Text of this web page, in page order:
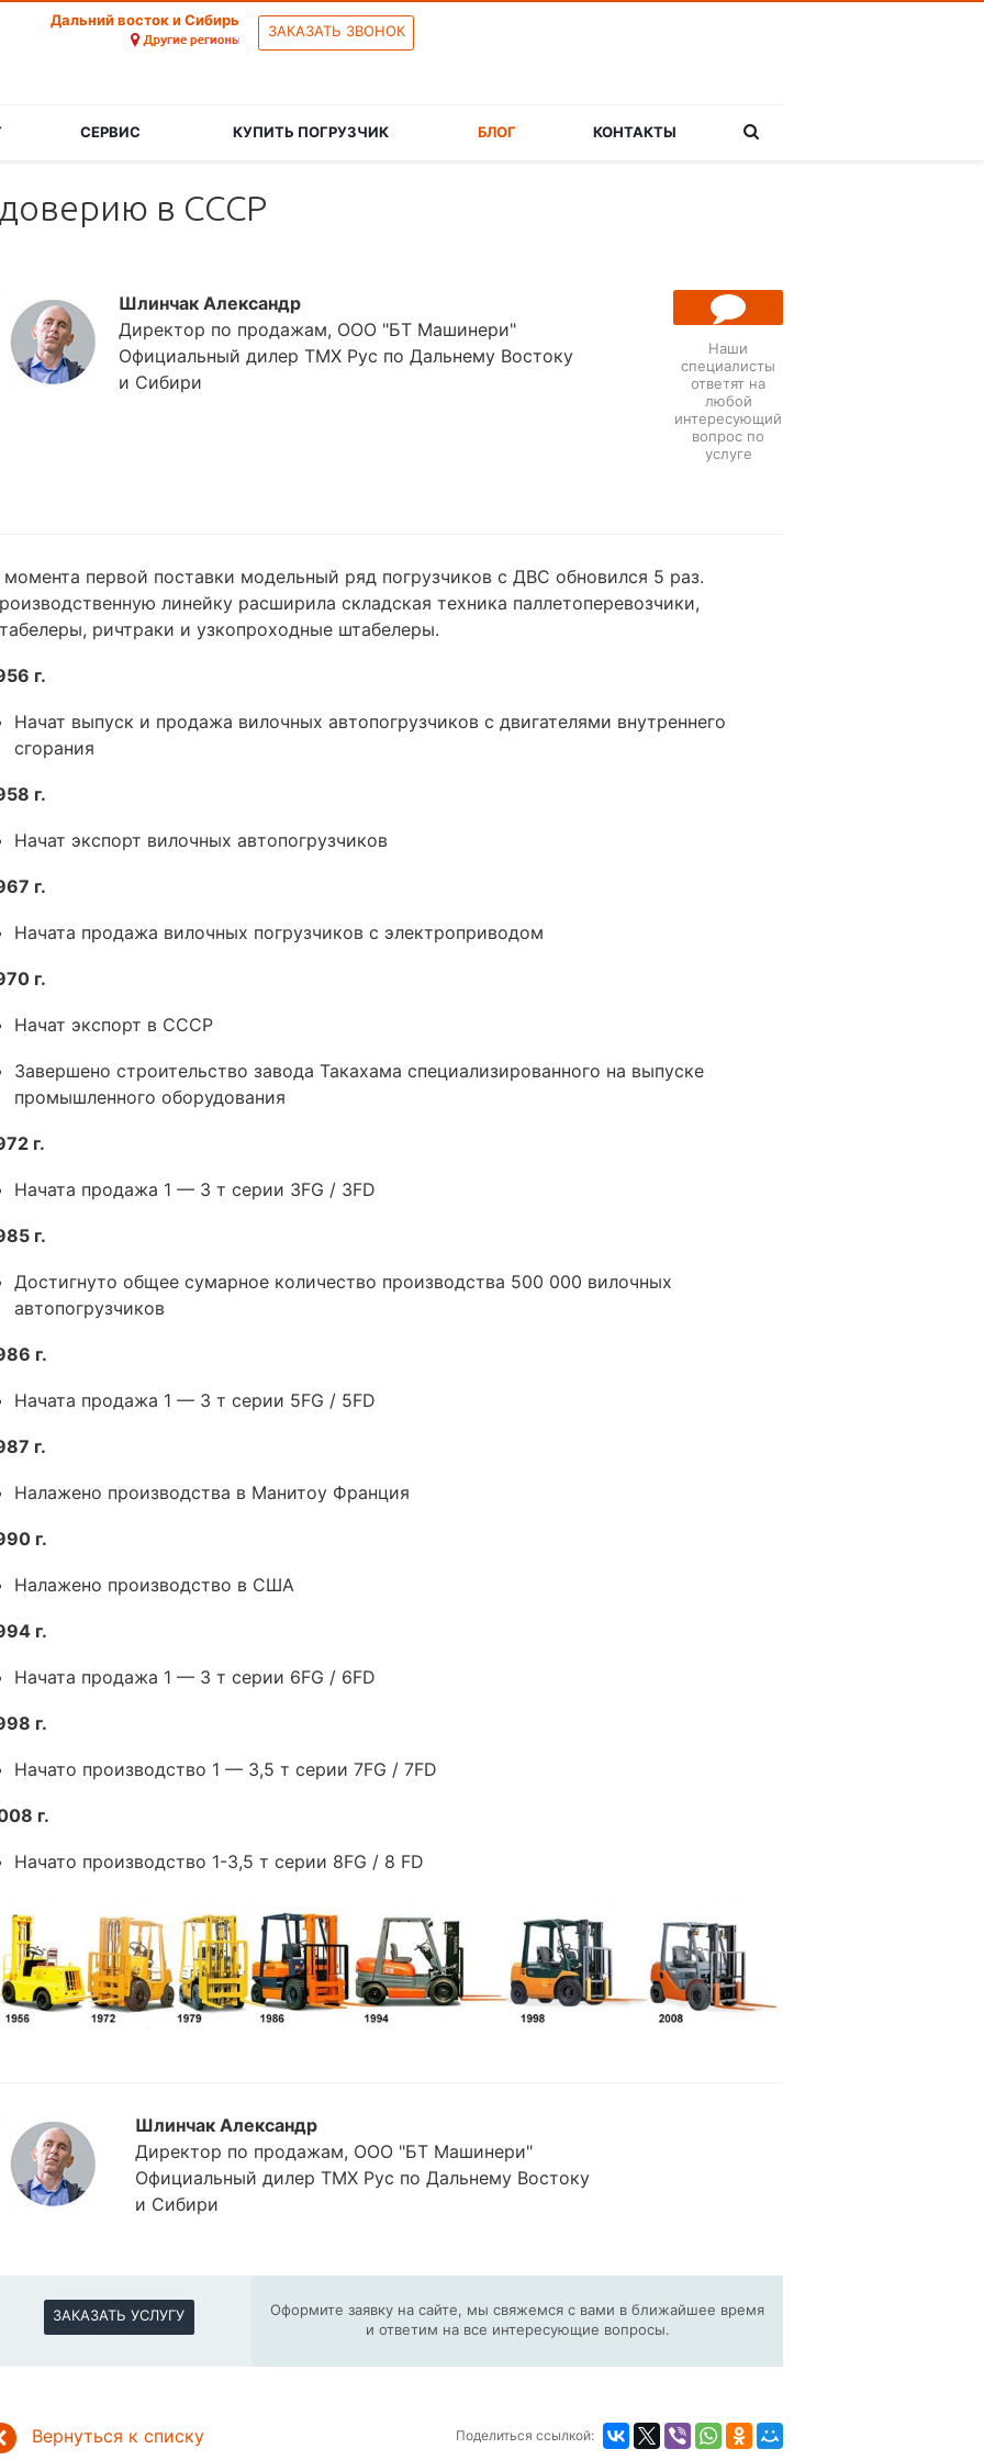
ЗАКАЗАТЬ ЗВОНОК
Дальний восток и Сибирь
СЕРВИС КУПИТЬ ПОГРУЗЧИК БЛОГ КОНТАКТЫ
в СССР
ЗАДАТЬ
ВОПРОС
Наши
специалисты
ответят на
любой
интересующий
вопрос по
услуге
Шлинчак Александр
Директор по продажам, ООО "БТ Машинери"
Официальный дилер ТМХ Рус по Дальнему Востоку
и Сибири
первой поставки модельный ряд погрузчиков с ДВС обновился 5 раз.
линейку расширила складская техника паллетоперевозчики,
ричтраки и узкопроходные штабелеры.
г.
Начат выпуск и продажа вилочных автопогрузчиков с двигателями внутреннего
сгорания
г.
Начат экспорт вилочных автопогрузчиков
г.
Начата продажа вилочных погрузчиков с электроприводом
г.
Начат экспорт в СССР
Завершено строительство завода Такахама специализированного на выпуске
промышленного оборудования
г.
Начата продажа 1 — 3 т серии 3FG / 3FD
г.
Достигнуто общее сумарное количество производства 500 000 вилочных
автопогрузчиков
г.
Начата продажа 1 — 3 т серии 5FG / 5FD
г.
Налажено производства в Манитоу Франция
г.
Налажено производство в США
г.
Начата продажа 1 — 3 т серии 6FG / 6FD
г.
Начато производство 1 — 3,5 т серии 7FG / 7FD
г.
Начато производство 1-3,5 т серии 8FG / 8 FD
Шлинчак Александр
Директор по продажам, ООО "БТ Машинери"
Официальный дилер ТМХ Рус по Дальнему Востоку
и Сибири
ЗАКАЗАТЬ УСЛУГУ
Оформите заявку на сайте, мы свяжемся с вами в ближайшее время
и ответим на все интересующие вопросы.
Поделиться ссылкой:
Вернуться к списку